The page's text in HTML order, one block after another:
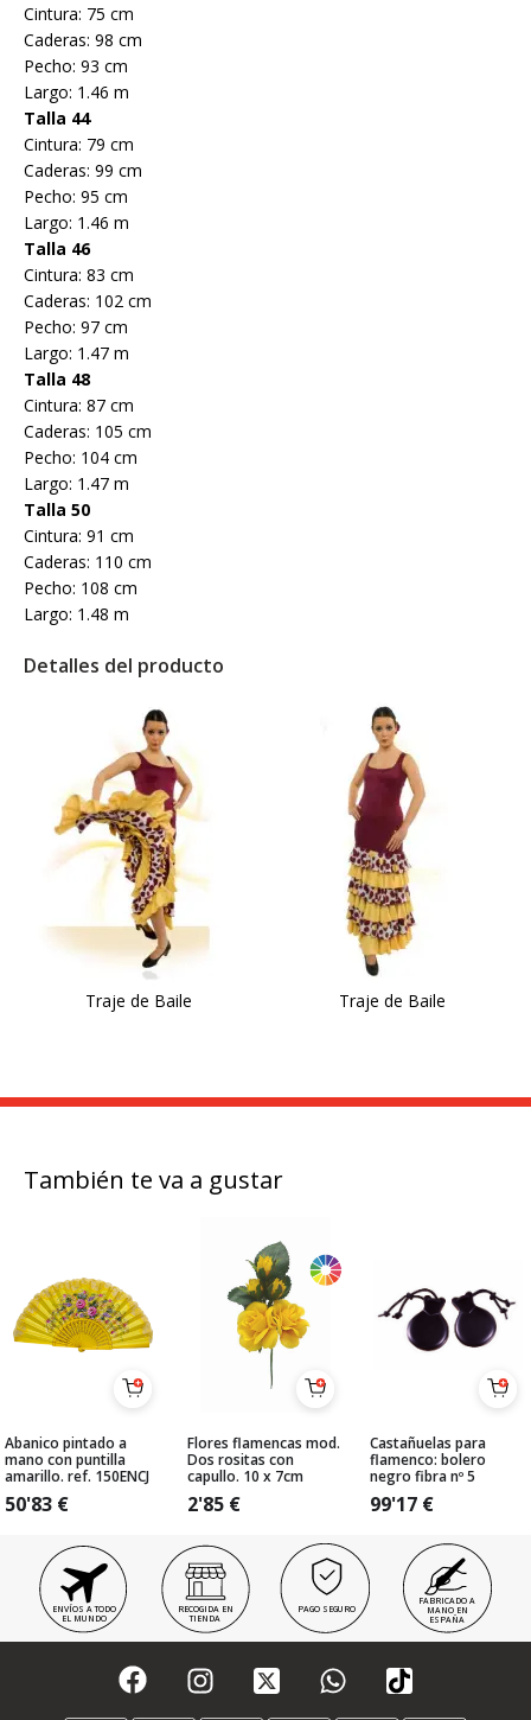
Cintura: 75 cm
Caderas: 98 cm
Pecho: 93 cm
Largo: 1.46 m
Talla 44
Cintura: 79 cm
Caderas: 99 cm
Pecho: 95 cm
Largo: 1.46 m
Talla 46
Cintura: 83 cm
Caderas: 102 cm
Pecho: 97 cm
Largo: 1.47 m
Talla 48
Cintura: 87 cm
Caderas: 105 cm
Pecho: 104 cm
Largo: 1.47 m
Talla 50
Cintura: 91 cm
Caderas: 110 cm
Pecho: 108 cm
Largo: 1.48 m
Detalles del producto
Traje de Baile Traje de Baile
También te va a gustar
Abanico pintado a
mano con puntilla
amarillo. ref. 150ENCJ
50'83 €
Flores flamencas mod.
Dos rositas con
capullo. 10 x 7cm
2'85 €
Castañuelas para
flamenco: bolero
negro fibra nº 5
99'17 €
ENVÍOS A TODO
EL MUNDO
RECOGIDA EN
TIENDA
PAGO SEGURO
FABRICADO A
MANO EN
ESPAÑA